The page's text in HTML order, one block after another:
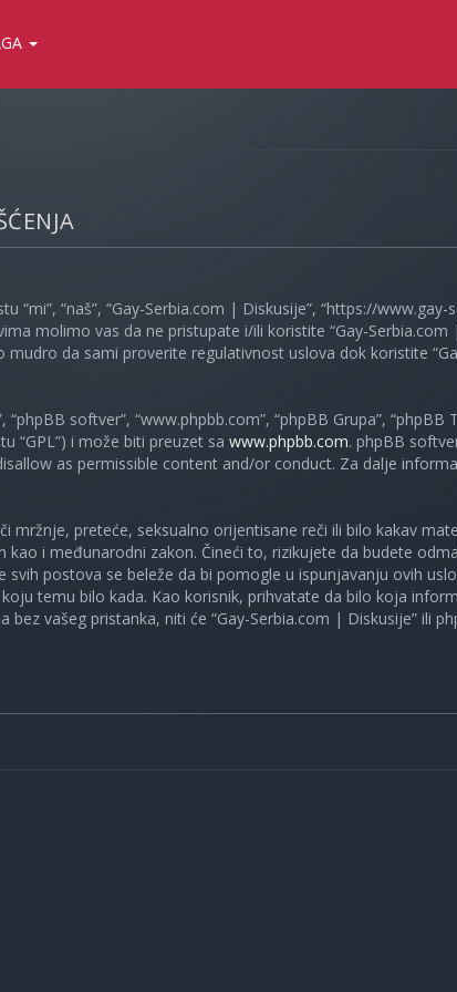
“mi”, “naš”, “Gay-Serbia.com | Diskusije”, “https://
molimo vas da ne pristupate i/ili koristite “Gay-
da sami proverite regulativnost uslova dok koristite
softver”, “www.phpbb.com”, “phpBB Grupa”,
“GPL”) i može biti preuzet sa www.phpbb.com. phpBB
as permissible content and/or conduct. Za dalje
mržnje, preteće, seksualno orijentisane reči ili bilo kakav
i međunarodni zakon. Čineći to, rizikujete da budete
postova se beleže da bi pomogle u ispunjavanju ovih
temu bilo kada. Kao korisnik, prihvatate da bilo koja
vašeg pristanka, niti će “Gay-Serbia.com | Diskusije” ili